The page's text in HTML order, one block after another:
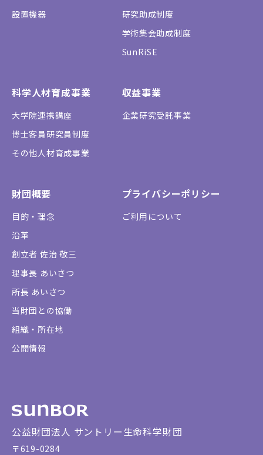
設置機器
研究助成制度
学術集会助成制度
SunRiSE
科学人材育成事業
大学院連携講座
博士客員研究員制度
その他人材育成事業
収益事業
企業研究受託事業
財団概要
目的・理念
沿革
創立者 佐治 敬三
理事長 あいさつ
所長 あいさつ
当財団との協働
組織・所在地
公開情報
プライバシーポリシー
ご利用について
公益財団法人 サントリー生命科学財団
〒619-0284